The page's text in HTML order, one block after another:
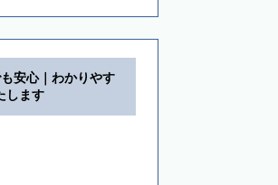
安心｜わかりやす
します